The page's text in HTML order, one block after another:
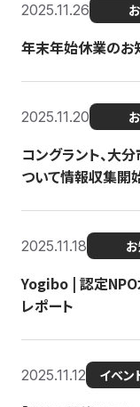
2025.11.26
年末年始休業のお
2025.11.20
コングラント、大
ついて情報収集開
2025.11.18
Yogibo | 認定NPO
レポート
2025.11.12 イベン